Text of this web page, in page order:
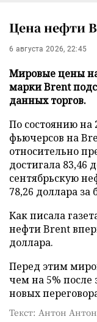
Цена нефти
6 августа 2026, 22:45
Мировые цены
марки Brent
данных торгов.
По состоянию на
фьючерсов на
относительно
достигала 83,46
сентябрьскую
78,26 доллара за
Как писала
нефти Brent
доллара.
Перед этим
чем на 5%
новых
Текст: Антон